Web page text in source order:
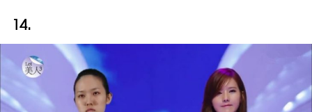
14.